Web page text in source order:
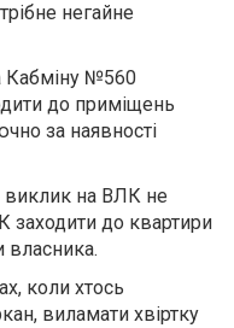
негайне
Кабміну №560
до приміщень
за наявності
виклик на ВЛК не
до квартири
власника.
коли хтось
виламати хвіртку